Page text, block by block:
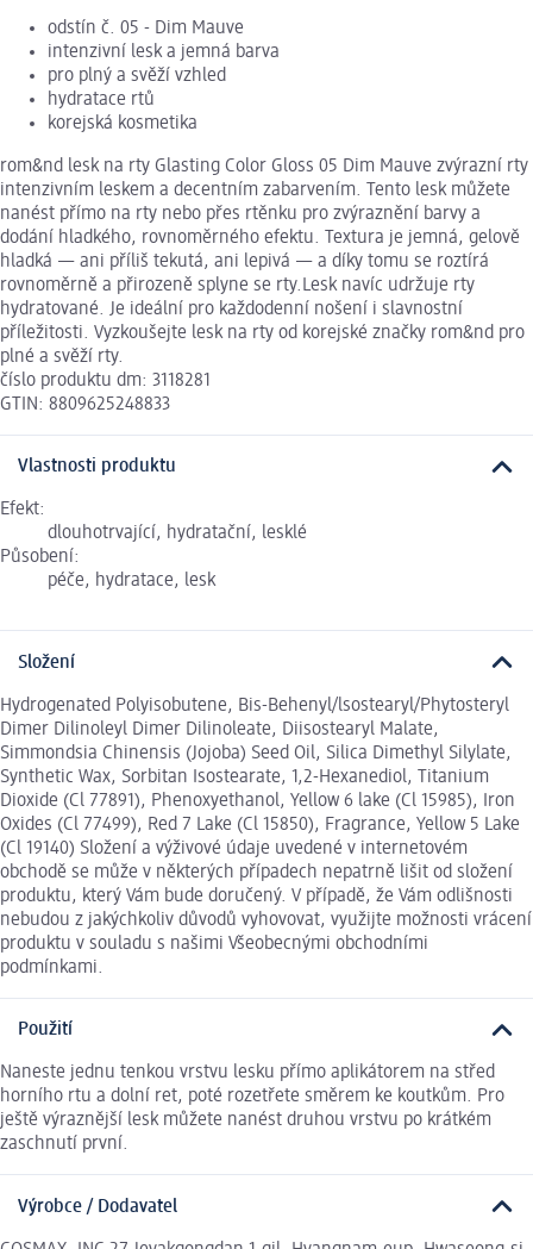
odstín č. 05 - Dim Mauve
intenzivní lesk a jemná barva
pro plný a svěží vzhled
hydratace rtů
korejská kosmetika
rom&nd lesk na rty Glasting Color Gloss 05 Dim Mauve zvýrazní rty
intenzivním leskem a decentním zabarvením. Tento lesk můžete
nanést přímo na rty nebo přes rtěnku pro zvýraznění barvy a
dodání hladkého, rovnoměrného efektu. Textura je jemná, gelově
hladká — ani příliš tekutá, ani lepivá — a díky tomu se roztírá
rovnoměrně a přirozeně splyne se rty.Lesk navíc udržuje rty
hydratované. Je ideální pro každodenní nošení i slavnostní
příležitosti. Vyzkoušejte lesk na rty od korejské značky rom&nd pro
plné a svěží rty.
číslo produktu dm: 3118281
GTIN: 8809625248833
Vlastnosti produktu
Efekt:
dlouhotrvající, hydratační, lesklé
Působení:
péče, hydratace, lesk
Složení
Hydrogenated Polyisobutene, Bis-Behenyl/lsostearyl/Phytosteryl
Dimer Dilinoleyl Dimer Dilinoleate, Diisostearyl Malate,
Simmondsia Chinensis (Jojoba) Seed Oil, Silica Dimethyl Silylate,
Synthetic Wax, Sorbitan Isostearate, 1,2-Hexanediol, Titanium
Dioxide (Cl 77891), Phenoxyethanol, Yellow 6 lake (Cl 15985), Iron
Oxides (Cl 77499), Red 7 Lake (Cl 15850), Fragrance, Yellow 5 Lake
(Cl 19140) Složení a výživové údaje uvedené v internetovém
obchodě se může v některých případech nepatrně lišit od složení
produktu, který Vám bude doručený. V případě, že Vám odlišnosti
nebudou z jakýchkoliv důvodů vyhovovat, využijte možnosti vrácení
produktu v souladu s našimi Všeobecnými obchodními
podmínkami.
Použití
Naneste jednu tenkou vrstvu lesku přímo aplikátorem na střed
horního rtu a dolní ret, poté rozetřete směrem ke koutkům. Pro
ještě výraznější lesk můžete nanést druhou vrstvu po krátkém
zaschnutí první.
Výrobce / Dodavatel